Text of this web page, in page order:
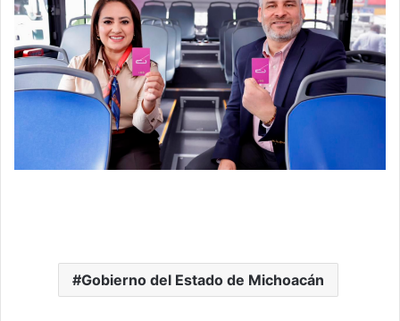
Gobierno del Estado de Michoacán